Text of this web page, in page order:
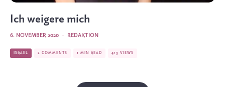
Ich weigere mich
REDAKTION
·
6. NOVEMBER 2020
ISRAEL 2 COMMENTS 1 MIN READ 413 VIEWS